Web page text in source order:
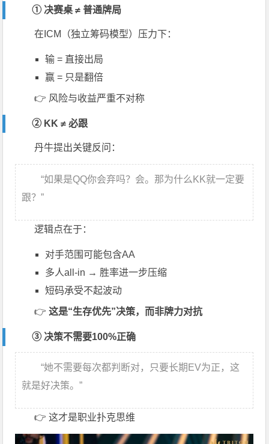
① 决赛桌 ≠ 普通牌局
在ICM（独立筹码模型）压力下：
输 = 直接出局
赢 = 只是翻倍
👉 风险与收益严重不对称
② KK ≠ 必跟
丹牛提出关键反问：
“如果是QQ你会弃吗？会。那为什么KK就一定要
跟？”
逻辑点在于：
对手范围可能包含AA
多人all-in → 胜率进一步压缩
短码承受不起波动
👉这是“生存优先”决策，而非牌力对抗
③ 决策不需要100%正确
“她不需要每次都判断对，只要长期EV为正，这
就是好决策。”
👉 这才是职业扑克思维